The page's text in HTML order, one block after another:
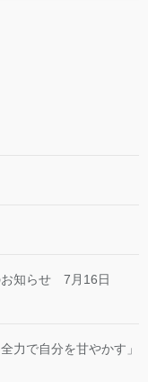
お知らせ 7月16日
力で自分を甘やかす」